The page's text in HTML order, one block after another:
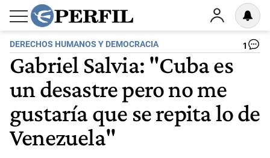
DERECHOS HUMANOS Y DEMOCRACIA 1
Gabriel Salvia: "Cuba es
un desastre pero no me
gustaría que se repita lo de
Venezuela"